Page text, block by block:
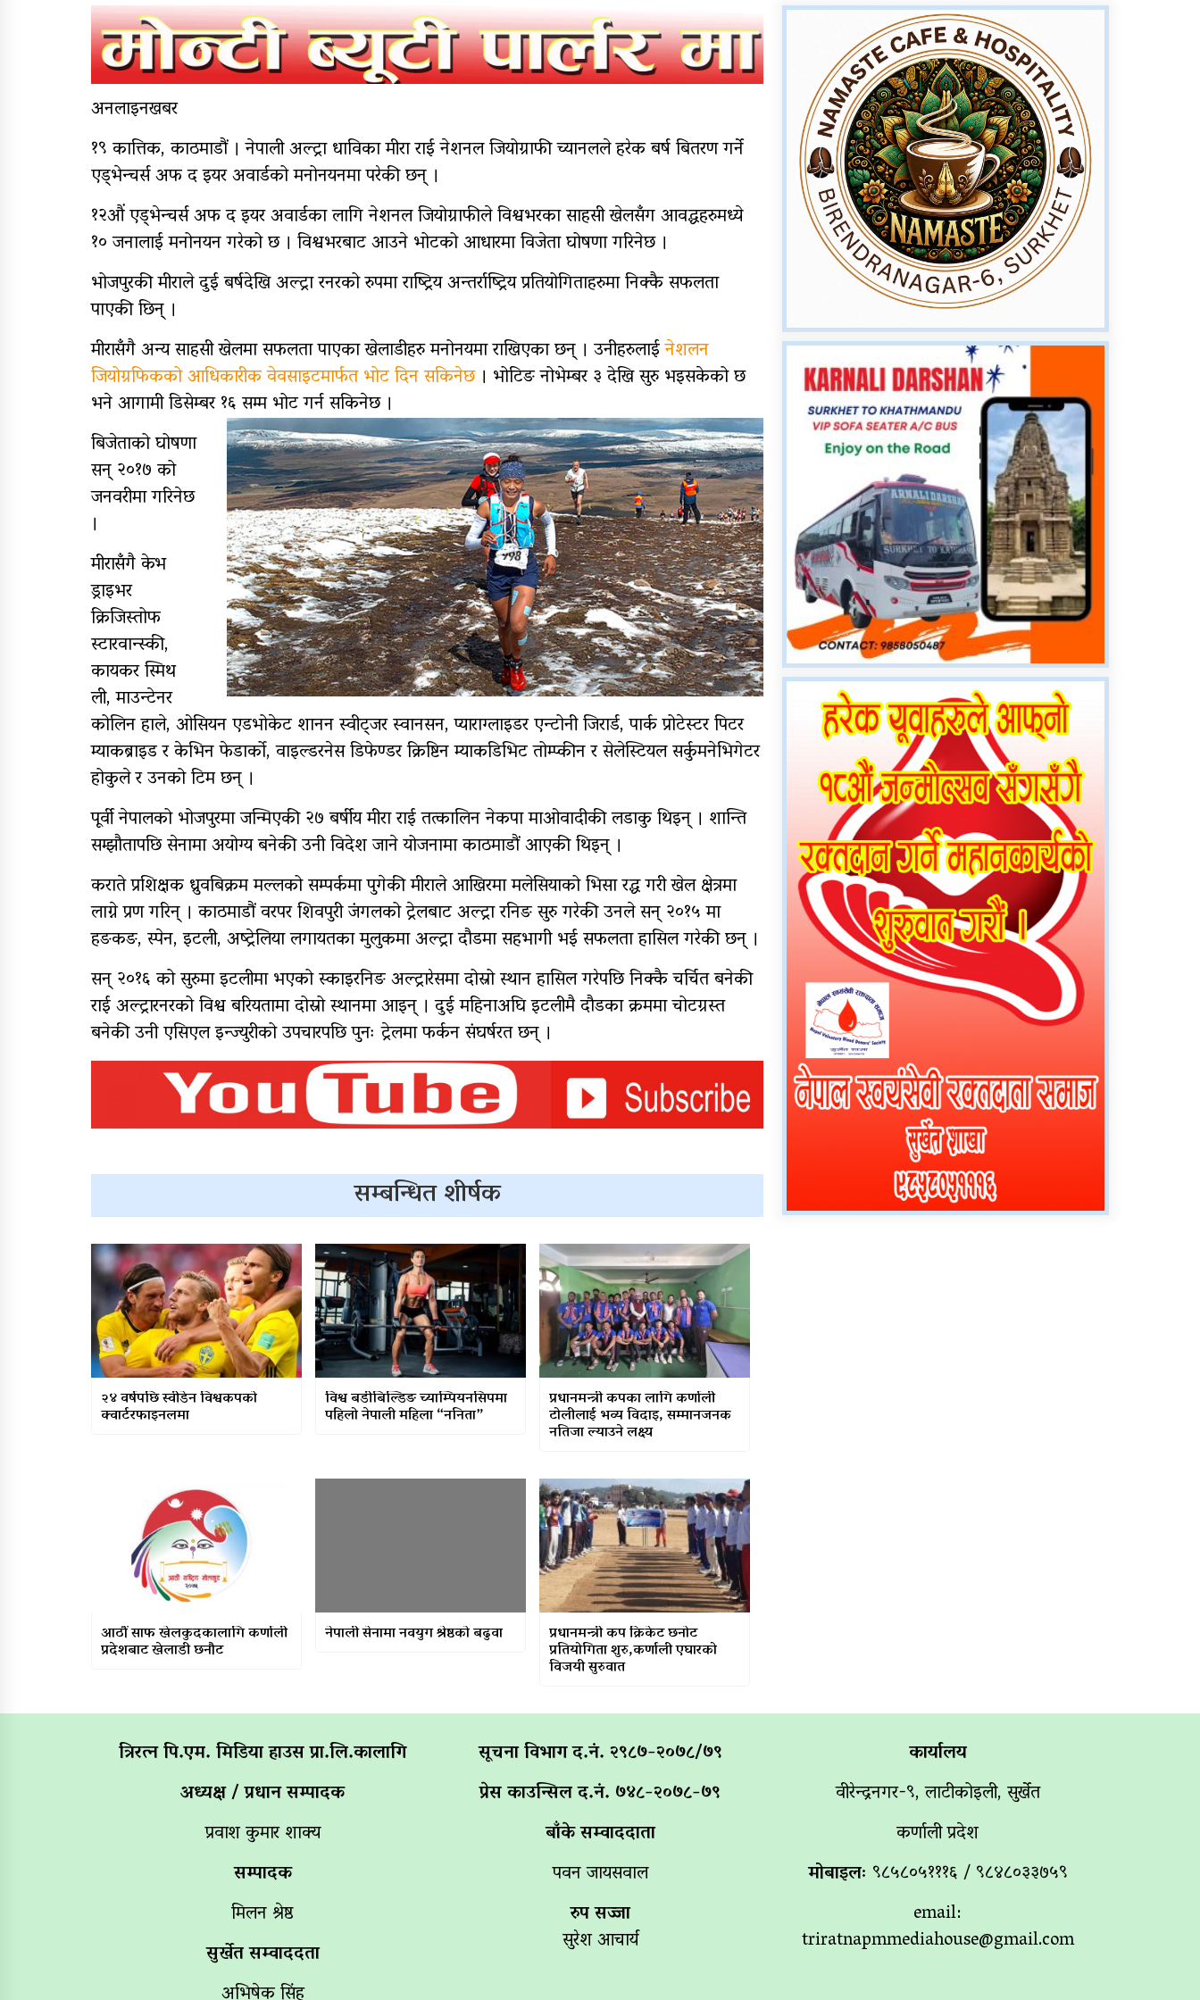
तीज गीत ‘माइतीको दैलो
बरिलै’
गर्न खोजिएको भन्दै पत्रकार
महासंघ सुर्खेतको आपत्ति
अध्यक्ष शर्माद्वारा ‘श्रीमनु
पत्रकारिता पुरस्कार’ कोष
स्थापना
आयोजनामा २१ जनाले गरे
रक्तदान
सुरुङमार्ग उद्घाटन: तीन
महिनासम्म ‘परीक्षणकाल’,
प्रवेश
वीरेन्द्रनगरमा रक्तदान
कार्यक्रम सम्पन्न, ९४ पिन्ट
रगत संकलन
कर्णाली प्रदेश सरकारद्वारा
सवारी साधनमा नयाँ कर र
दस्तुर निर्धारण
क्यान्सर अस्पताल खजुरामा
बालबालिकाकालागि कृतिम
खेल सामाग्री हस्तान्तरण
बर्दियाको राजापूरमा सर्वाधिक
शतक रक्तदाता कर्माचार्य
सम्मानित
अनलाइनखबर
१९ कात्तिक, काठमाडौं । नेपाली अल्ट्रा धाविका मीरा राई नेशनल जियोग्राफी च्यानलले हरेक बर्ष बितरण गर्ने
एड्भेन्चर्स अफ द इयर अवार्डको मनोनयनमा परेकी छन् ।
१२औं एड्भेन्चर्स अफ द इयर अवार्डका लागि नेशनल जियोग्राफीले विश्वभरका साहसी खेलसँग आवद्धहरुमध्ये
१० जनालाई मनोनयन गरेको छ । विश्वभरबाट आउने भोटको आधारमा विजेता घोषणा गरिनेछ ।
भोजपुरकी मीराले दुई बर्षदेखि अल्ट्रा रनरको रुपमा राष्ट्रिय अन्तर्राष्ट्रिय प्रतियोगिताहरुमा निक्कै सफलता
पाएकी छिन् ।
मीरासँगै अन्य साहसी खेलमा सफलता पाएका खेलाडीहरु मनोनयमा राखिएका छन् । उनीहरुलाईनेशलन
जियोग्रफिकको आधिकारीक वेवसाइटमार्फत भोट दिन सकिनेछ। भोटिङ नोभेम्बर ३ देखि सुरु भइसकेको छ
भने आगामी डिसेम्बर १६ सम्म भोट गर्न सकिनेछ ।
बिजेताको घोषणा
सन् २०१७ को
जनवरीमा गरिनेछ
।
मीरासँगै केभ
ड्राइभर
क्रिजिस्तोफ
स्टारवान्स्की,
कायकर स्मिथ
ली, माउन्टेनर
कोलिन हाले, ओसियन एडभोकेट शानन स्वीट्जर स्वानसन, प्याराग्लाइडर एन्टोनी जिरार्ड, पार्क प्रोटेस्टर पिटर
म्याकब्राइड र केभिन फेडार्को, वाइल्डरनेस डिफेण्डर क्रिष्टिन म्याकडिभिट तोम्प्कीन र सेलेस्टियल सर्कुमनेभिगेटर
होकुले र उनको टिम छन् ।
पूर्वी नेपालको भोजपुरमा जन्मिएकी २७ बर्षीय मीरा राई तत्कालिन नेकपा माओवादीकी लडाकु थिइन् । शान्ति
सम्झौतापछि सेनामा अयोग्य बनेकी उनी विदेश जाने योजनामा काठमाडौं आएकी थिइन् ।
कराते प्रशिक्षक ध्रुवबिक्रम मल्लको सम्पर्कमा पुगेकी मीराले आखिरमा मलेसियाको भिसा रद्ध गरी खेल क्षेत्रमा
लाग्ने प्रण गरिन् । काठमाडौं वरपर शिवपुरी जंगलको ट्रेलबाट अल्ट्रा रनिङ सुरु गरेकी उनले सन् २०१५ मा
हङकङ, स्पेन, इटली, अष्ट्रेलिया लगायतका मुलुकमा अल्ट्रा दौडमा सहभागी भई सफलता हासिल गरेकी छन् ।
सन् २०१६ को सुरुमा इटलीमा भएको स्काइरनिङ अल्ट्रारेसमा दोस्रो स्थान हासिल गरेपछि निक्कै चर्चित बनेकी
राई अल्ट्रारनरको विश्व बरियतामा दोस्रो स्थानमा आइन् । दुई महिनाअघि इटलीमै दौडका क्रममा चोटग्रस्त
बनेकी उनी एसिएल इन्ज्युरीको उपचारपछि पुनः ट्रेलमा फर्कन संघर्षरत छन् ।
सम्बन्धित शीर्षक
२४ वर्षपछि स्वीडेन विश्वकपको
क्वार्टरफाइनलमा
विश्व बडीबिल्डिङ च्याम्पियनसिपमा
पहिलो नेपाली महिला “ननिता”
प्रधानमन्त्री कपका लागि कर्णाली
टोलीलाई भव्य विदाइ, सम्मानजनक
नतिजा ल्याउने लक्ष्य
आठौं साफ खेलकुदकालागि कर्णाली
प्रदेशबाट खेलाडी छनौट
नेपाली सेनामा नवयुग श्रेष्ठको बढुवा प्रधानमन्त्री कप क्रिकेट छनोट
प्रतियोगिता शुरु,कर्णाली एघारको
विजयी सुरुवात
त्रिरत्न पि.एम. मिडिया हाउस प्रा.लि.कालागि
अध्यक्ष / प्रधान सम्पादक
प्रवाश कुमार शाक्य
सम्पादक
मिलन श्रेष्ठ
सुर्खेत सम्वाददता
सूचना विभाग द‌.नं. २९८७-२०७८/७९
प्रेस काउन्सिल द.नं. ७४८-२०७८-७९
बाँके सम्वाददाता
पवन जायसवाल
रुप सज्जा
सुरेश आचार्य
कार्यालय
वीरेन्द्रनगर-९, लाटीकोइली, सुर्खेत
कर्णाली प्रदेश
मोबाइलः ९८५८०५१११६ / ९८४८०३३७५९
email:
triratnapmmediahouse@gmail.com